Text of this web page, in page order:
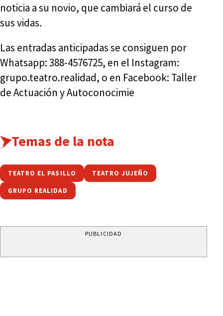
noticia a su novio, que cambiará el curso de
sus vidas.
Las entradas anticipadas se consiguen por
Whatsapp: 388-4576725, en el Instagram:
grupo.teatro.realidad, o en Facebook: Taller
de Actuación y Autoconocimie
Temas de la nota
TEATRO EL PASILLO TEATRO JUJEÑO
GRUPO REALIDAD
PUBLICIDAD